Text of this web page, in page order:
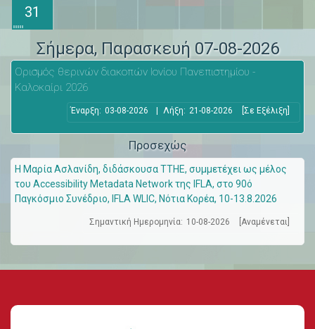
31
Σήμερα, Παρασκευή 07-08-2026
Ορισμός θερινών διακοπών Ιονίου Πανεπιστημίου -
Καλοκαίρι 2026
Έναρξη: 03-08-2026 Λήξη: 21-08-2026 [Σε Εξέλιξη]
Προσεχώς
Η Μαρία Ασλανίδη, διδάσκουσα ΤΤΗΕ, συμμετέχει ως μέλος
του Accessibility Metadata Network της IFLA, στο 90ό
Παγκόσμιο Συνέδριο, IFLA WLIC, Νότια Κορέα, 10-13.8.2026
Σημαντική Ημερομηνία: 10-08-2026 [Αναμένεται]